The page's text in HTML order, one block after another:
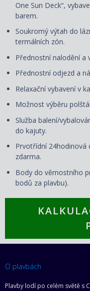
One Sun Deck“,
barem.
Soukromý výtah do
termálních zón.
Přednostní nalodění a
Přednostní odjezd a
Relaxační vybavení v
Možnost výběru
Služba balení/
do kajuty.
Prvotřídní 24hodinová
zdarma.
Body do věrnostního
bodů za plavbu).
O plavbách
Plavby lodí po celém světě s